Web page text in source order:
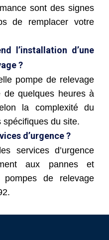
sont des signes
de remplacer votre
l’installation d’une
?
pompe de relevage
quelques heures à
la complexité du
du site.
d’urgence ?
services d’urgence
aux pannes et
pompes de relevage